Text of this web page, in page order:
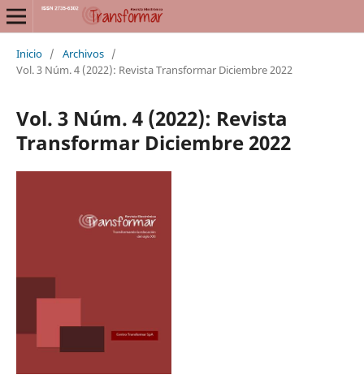
Inicio / Archivos /
Vol. 3 Núm. 4 (2022): Revista Transformar Diciembre 2022
Vol. 3 Núm. 4 (2022): Revista
Transformar Diciembre 2022